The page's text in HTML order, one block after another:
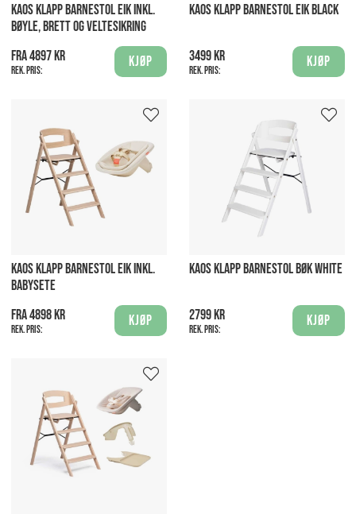
KAOS KLAPP BARNESTOL EIK INKL.
BØYLE, BRETT OG VELTESIKRING
Fra 4897 kr
Rek. pris:
Kjøp
KAOS KLAPP BARNESTOL EIK BLACK
3499 kr
Rek. pris:
Kjøp
KAOS KLAPP BARNESTOL EIK INKL.
BABYSETE
Fra 4898 kr
Rek. pris:
Kjøp
KAOS KLAPP BARNESTOL BØK WHITE
2799 kr
Rek. pris:
Kjøp